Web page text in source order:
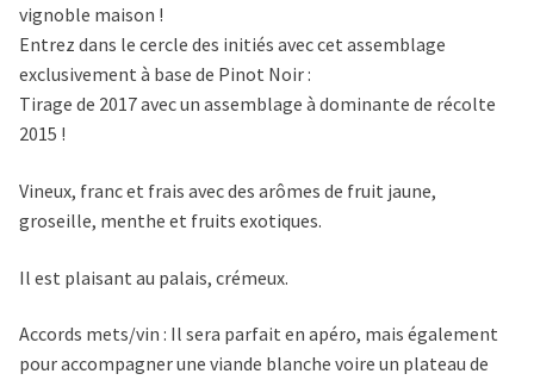
vignoble maison !
Entrez dans le cercle des initiés avec cet assemblage
exclusivement à base de Pinot Noir :
Tirage de 2017 avec un assemblage à dominante de récolte
2015 !
Vineux, franc et frais avec des arômes de fruit jaune,
groseille, menthe et fruits exotiques.
Il est plaisant au palais, crémeux.
Accords mets/vin : Il sera parfait en apéro, mais également
pour accompagner une viande blanche voire un plateau de